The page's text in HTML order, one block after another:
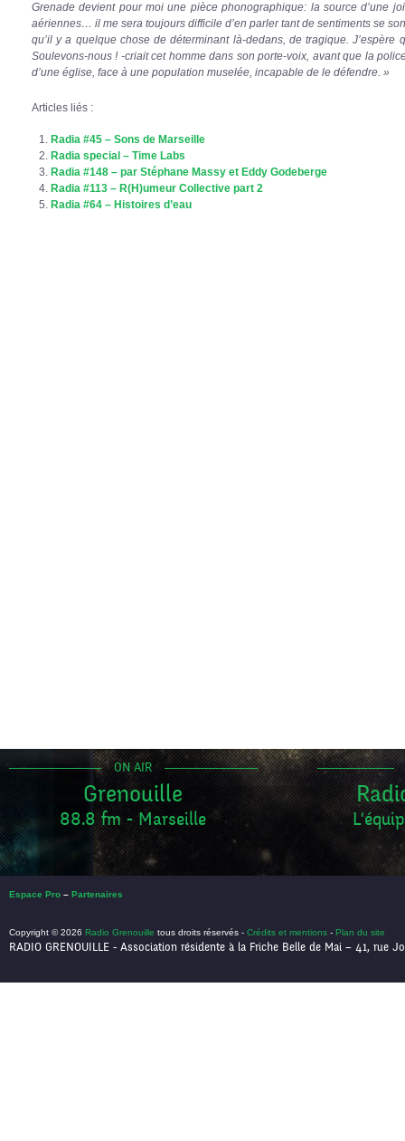
Grenade devient pour moi une pièce phonographique: la source d’une
aériennes… il me sera toujours difficile d’en parler tant de sentiments se
qu’il y a quelque chose de déterminant là-dedans, de tragique. J’espère
Soulevons-nous ! -criait cet homme dans son porte-voix, avant que la
d’une église, face à une population muselée, incapable de le défendre. »
Articles liés :
Radia #45 – Sons de Marseille
Radia special – Time Labs
Radia #148 – par Stéphane Massy et Eddy Godeberge
Radia #113 – R(H)umeur Collective part 2
Radia #64 – Histoires d’eau
ON AIR
Grenouille
88.8 fm - Marseille
Espace Pro – Partenaires
Copyright © 2026 Radio Grenouille tous droits réservés - Crédits et mentions - Plan du site
RADIO GRENOUILLE - Association résidente à la Friche Belle de Mai – 41, rue